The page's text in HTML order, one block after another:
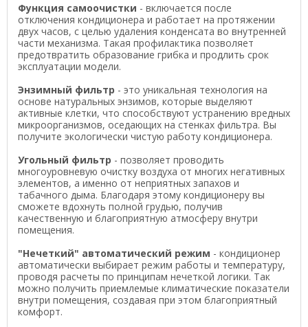
Функция самоочистки - включается после
отключения кондиционера и работает на протяжении
двух часов, с целью удаления конденсата во внутренней
части механизма. Такая профилактика позволяет
предотвратить образование грибка и продлить срок
эксплуатации модели.
Энзимный фильтр - это уникальная технология на
основе натуральных энзимов, которые выделяют
активные клетки, что способствуют устранению вредных
микроорганизмов, оседающих на стенках фильтра. Вы
получите экологически чистую работу кондиционера.
Угольный фильтр - позволяет проводить
многоуровневую очистку воздуха от многих негативных
элементов, а именно от неприятных запахов и
табачного дыма. Благодаря этому кондиционеру вы
сможете вдохнуть полной грудью, получив
качественную и благоприятную атмосферу внутри
помещения.
"Нечеткий" автоматический режим - кондиционер
автоматически выбирает режим работы и температуру,
проводя расчеты по принципам нечеткой логики. Так
можно получить приемлемые климатические показатели
внутри помещения, создавая при этом благоприятный
комфорт.